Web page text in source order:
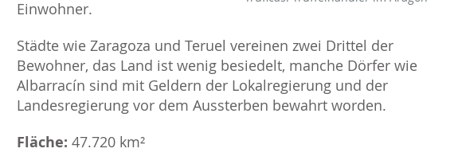
Einwohner.
Städte wie Zaragoza und Teruel vereinen zwei Drittel der
Bewohner, das Land ist wenig besiedelt, manche Dörfer wie
Albarracín sind mit Geldern der Lokalregierung und der
Landesregierung vor dem Aussterben bewahrt worden.
Fläche: 47.720 km²